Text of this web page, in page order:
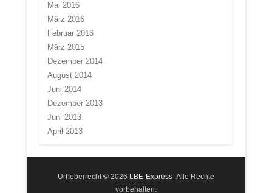
Mai 2016
März 2016
Februar 2016
März 2015
Dezember 2014
August 2014
Juni 2014
Dezember 2013
Juni 2013
April 2013
Urheberrecht © 2026 LBE-Express Alle Rechte
vorbehalten.